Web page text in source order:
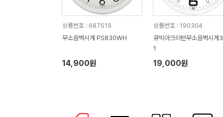
상품번호 : 687519
무소음벽시계 PS830WH
14,900원
상품번호 : 190304
큐빅아크리탄무소음벽시계
1
19,000원